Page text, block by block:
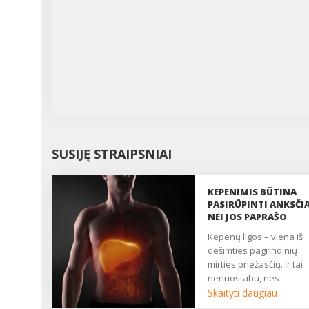
SUSIJĘ STRAIPSNIAI
KEPENIMIS BŪTINA
PASIRŪPINTI
NEI JOS PAPRAŠO
Kepenų ligos – viena iš
dešimties pagrindinių
mirties priežasčių. Ir tai
nenuostabu, nes
gyvename nesveikai, o
Skaityti daugiau